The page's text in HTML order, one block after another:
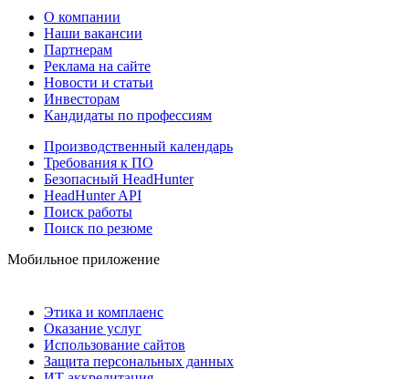
О компании
Наши вакансии
Партнерам
Реклама на сайте
Новости и статьи
Инвесторам
Кандидаты по профессиям
Производственный календарь
Требования к ПО
Безопасный HeadHunter
HeadHunter API
Поиск работы
Поиск по резюме
Мобильное приложение
Этика и комплаенс
Оказание услуг
Использование сайтов
Защита персональных данных